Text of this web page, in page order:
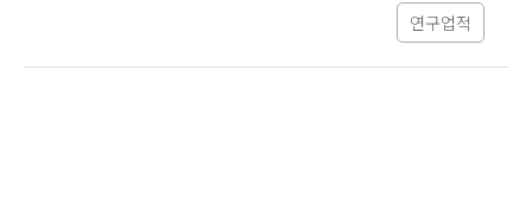
연구업적